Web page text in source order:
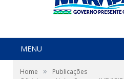
MENU
Home »
Publicações